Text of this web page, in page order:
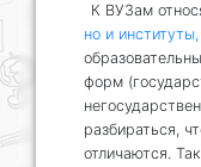
К ВУЗам
но и
форм
разбираться,
отличаются.